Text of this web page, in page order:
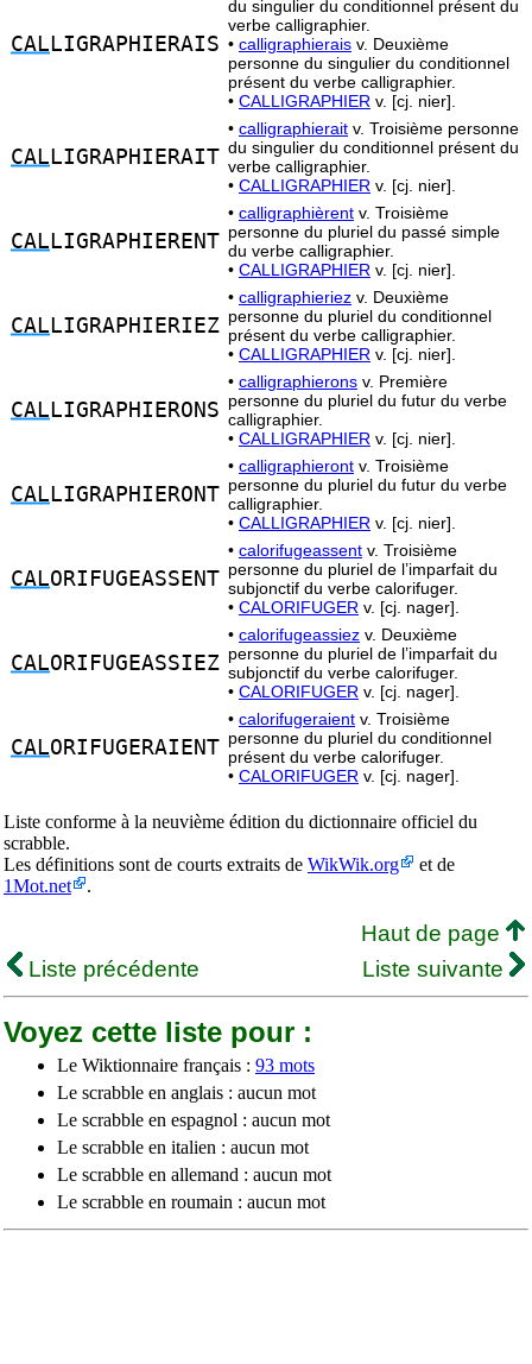
CAL LIGRAPHIERAIS
du singulier du conditionnel présent du
verbe calligraphier.
• calligraphierais v. Deuxième
personne du singulier du conditionnel
présent du verbe calligraphier.
• CALLIGRAPHIER v. [cj. nier].
CAL LIGRAPHIERAIT
• calligraphierait v. Troisième personne
du singulier du conditionnel présent du
verbe calligraphier.
• CALLIGRAPHIER v. [cj. nier].
CAL LIGRAPHIERENT
• calligraphièrent v. Troisième
personne du pluriel du passé simple
du verbe calligraphier.
• CALLIGRAPHIER v. [cj. nier].
CAL LIGRAPHIERIEZ
• calligraphieriez v. Deuxième
personne du pluriel du conditionnel
présent du verbe calligraphier.
• CALLIGRAPHIER v. [cj. nier].
CAL LIGRAPHIERONS
• calligraphierons v. Première
personne du pluriel du futur du verbe
calligraphier.
• CALLIGRAPHIER v. [cj. nier].
CAL LIGRAPHIERONT
• calligraphieront v. Troisième
personne du pluriel du futur du verbe
calligraphier.
• CALLIGRAPHIER v. [cj. nier].
CALORIFUGEASSENT
• calorifugeassent v. Troisième
personne du pluriel de l’imparfait du
subjonctif du verbe calorifuger.
• CALORIFUGER v. [cj. nager].
CALORIFUGEASSIEZ
• calorifugeassiez v. Deuxième
personne du pluriel de l’imparfait du
subjonctif du verbe calorifuger.
• CALORIFUGER v. [cj. nager].
CALORIFUGERAIENT
• calorifugeraient v. Troisième
personne du pluriel du conditionnel
présent du verbe calorifuger.
• CALORIFUGER v. [cj. nager].
Liste conforme à la neuvième édition du dictionnaire officiel du
scrabble.
Les définitions sont de courts extraits de WikWik.org
et de
1Mot.net
.
Haut de page
Liste précédente
Liste suivante
Voyez cette liste pour :
Le Wiktionnaire français : 93 mots
Le scrabble en anglais : aucun mot
Le scrabble en espagnol : aucun mot
Le scrabble en italien : aucun mot
Le scrabble en allemand : aucun mot
Le scrabble en roumain : aucun mot